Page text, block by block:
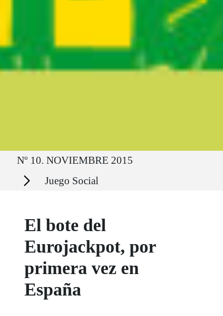
Ruta del sitio
Nº 10. NOVIEMBRE 2015
Secciones Juego Social
El bote del
Eurojackpot, por
primera vez en
España